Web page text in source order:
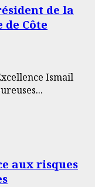
de la
Côte
Ismail
aux risques